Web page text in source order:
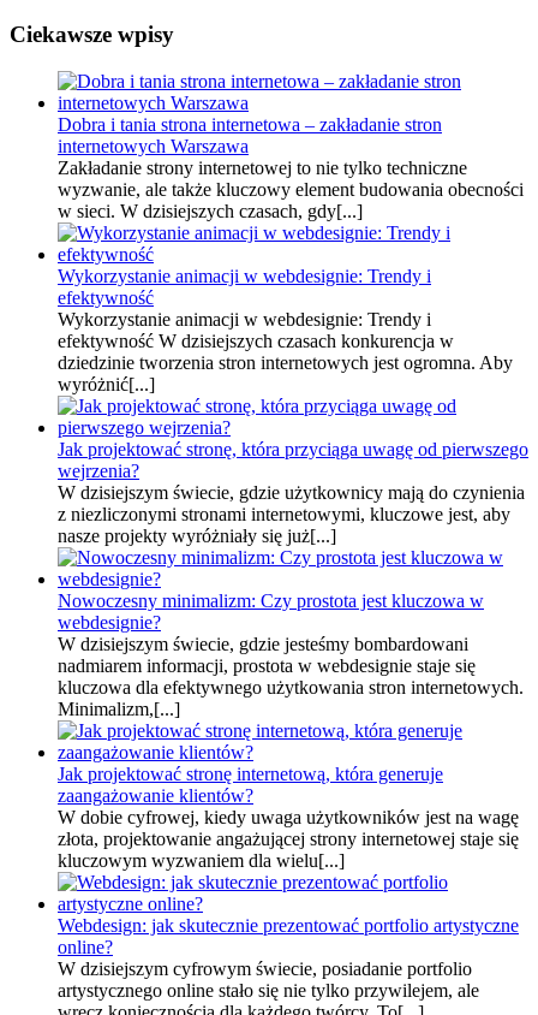
Ciekawsze wpisy
Dobra i tania strona internetowa – zakładanie stron
internetowych Warszawa
Zakładanie strony internetowej to nie tylko techniczne
wyzwanie, ale także kluczowy element budowania obecności
w sieci. W dzisiejszych czasach, gdy[...]
Wykorzystanie animacji w webdesignie: Trendy i
efektywność
Wykorzystanie animacji w webdesignie: Trendy i
efektywność W dzisiejszych czasach konkurencja w
dziedzinie tworzenia stron internetowych jest ogromna. Aby
wyróżnić[...]
Jak projektować stronę, która przyciąga uwagę od pierwszego
wejrzenia?
W dzisiejszym świecie, gdzie użytkownicy mają do czynienia
z niezliczonymi stronami internetowymi, kluczowe jest, aby
nasze projekty wyróżniały się już[...]
Nowoczesny minimalizm: Czy prostota jest kluczowa w
webdesignie?
W dzisiejszym świecie, gdzie jesteśmy bombardowani
nadmiarem informacji, prostota w webdesignie staje się
kluczowa dla efektywnego użytkowania stron internetowych.
Minimalizm,[...]
Jak projektować stronę internetową, która generuje
zaangażowanie klientów?
W dobie cyfrowej, kiedy uwaga użytkowników jest na wagę
złota, projektowanie angażującej strony internetowej staje się
kluczowym wyzwaniem dla wielu[...]
Webdesign: jak skutecznie prezentować portfolio artystyczne
online?
W dzisiejszym cyfrowym świecie, posiadanie portfolio
artystycznego online stało się nie tylko przywilejem, ale